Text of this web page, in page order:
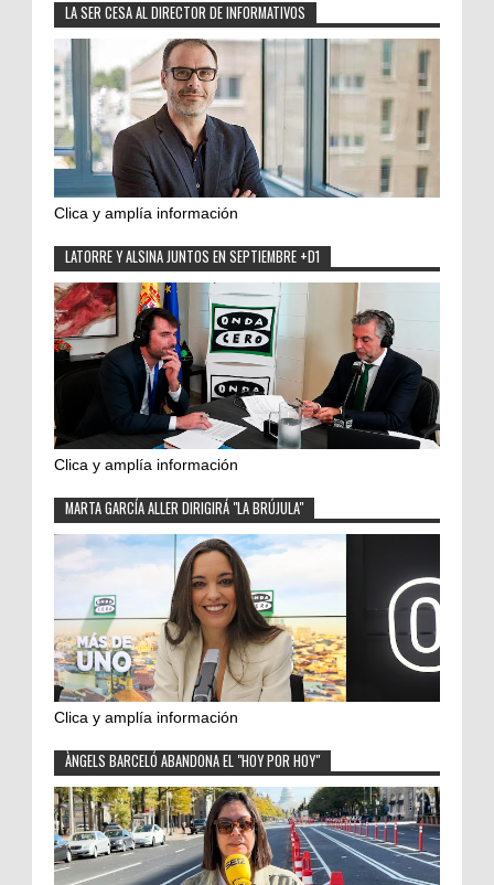
LA SER CESA AL DIRECTOR DE INFORMATIVOS
Clica y amplía información
LATORRE Y ALSINA JUNTOS EN SEPTIEMBRE +D1
Clica y amplía información
MARTA GARCÍA ALLER DIRIGIRÁ "LA BRÚJULA"
Clica y amplía información
ÀNGELS BARCELÓ ABANDONA EL "HOY POR HOY"